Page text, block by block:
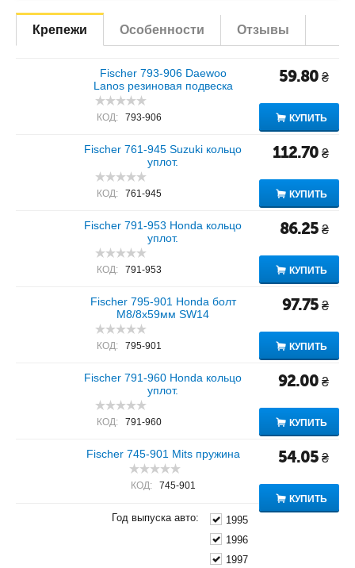
Крепежи Особенности Отзывы
Fischer 793-906 Daewoo
Lanos резиновая подвеска
КОД: 793-906
59.80 ₴
КУПИТЬ
Fischer 761-945 Suzuki кольцо
уплот.
КОД: 761-945
112.70 ₴
КУПИТЬ
Fischer 791-953 Honda кольцо
уплот.
КОД: 791-953
86.25 ₴
КУПИТЬ
Fischer 795-901 Honda болт
M8/8x59мм SW14
КОД: 795-901
97.75 ₴
КУПИТЬ
Fischer 791-960 Honda кольцо
уплот.
КОД: 791-960
92.00 ₴
КУПИТЬ
Fischer 745-901 Mits пружина
КОД: 745-901
54.05 ₴
КУПИТЬ
Год выпуска авто:
1995
1996
1997